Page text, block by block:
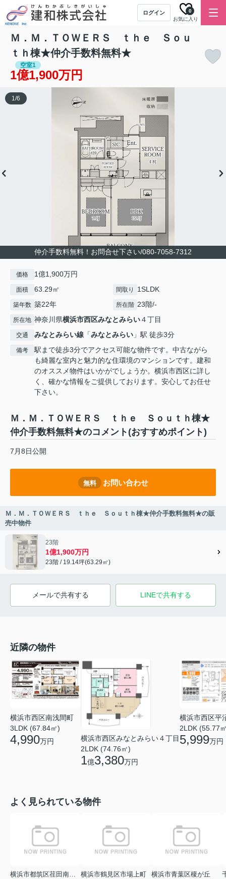
ログイン
お気に入り
0
Ｍ．Ｍ．ＴＯＷＥＲＳ ｔｈｅ Ｓｏｕ
ｔｈ棟★仲介手数料無料★
空室1
1億1,900万円
仲介手数料無料！お問合せ下さい/080-7058-7312
1/6
価格 1億1,900万円
面積 63.29㎡ 間取り 1SLDK
築年数 築22年 所在階 23階/-
所在地 神奈川県横浜市西区みなとみらい４丁目
交通 みなとみらい線 「みなとみらい 」駅 徒歩3分
備考
駅まで徒歩3分でアクセス可能な物件です。中古ながら
も綺麗な室内と魅力的な住環境のマンションです。建和
のオススメ物件はいかがでしょうか。横浜市西区に詳し
く、確かな情報をご提供しております。安心してお任せ
下さい。
Ｍ．Ｍ．ＴＯＷＥＲＳ ｔｈｅ Ｓｏｕｔｈ棟★
仲介手数料無料★のコメント(おすすめポイント)
7月8日公開
無料 お問い合わせ
Ｍ．Ｍ．ＴＯＷＥＲＳ ｔｈｅ Ｓｏｕｔｈ棟★仲介手数料無料★の販
売中物件
23階
1億1,900万円
23階 / 19.14坪(63.29㎡)
メールで共有する LINEで共有する
近隣の物件
横浜市西区南浅間町
3LDK (67.84㎡)
4,990万円
横浜市西区みなとみらい４丁目
2LDK (74.76㎡)
1億3,380万円
横浜市西区平
2LDK (55.77
5,999万円
よく見られている物件
横浜市鶴見区市場上町
横浜市青葉区榎が丘